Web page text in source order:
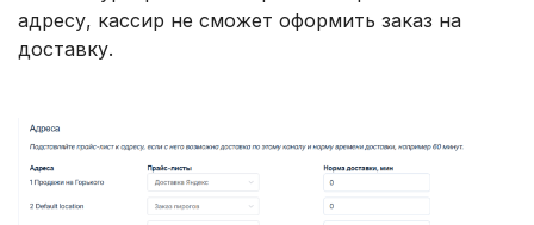
адресу, кассир не сможет оформить заказ на
доставку.